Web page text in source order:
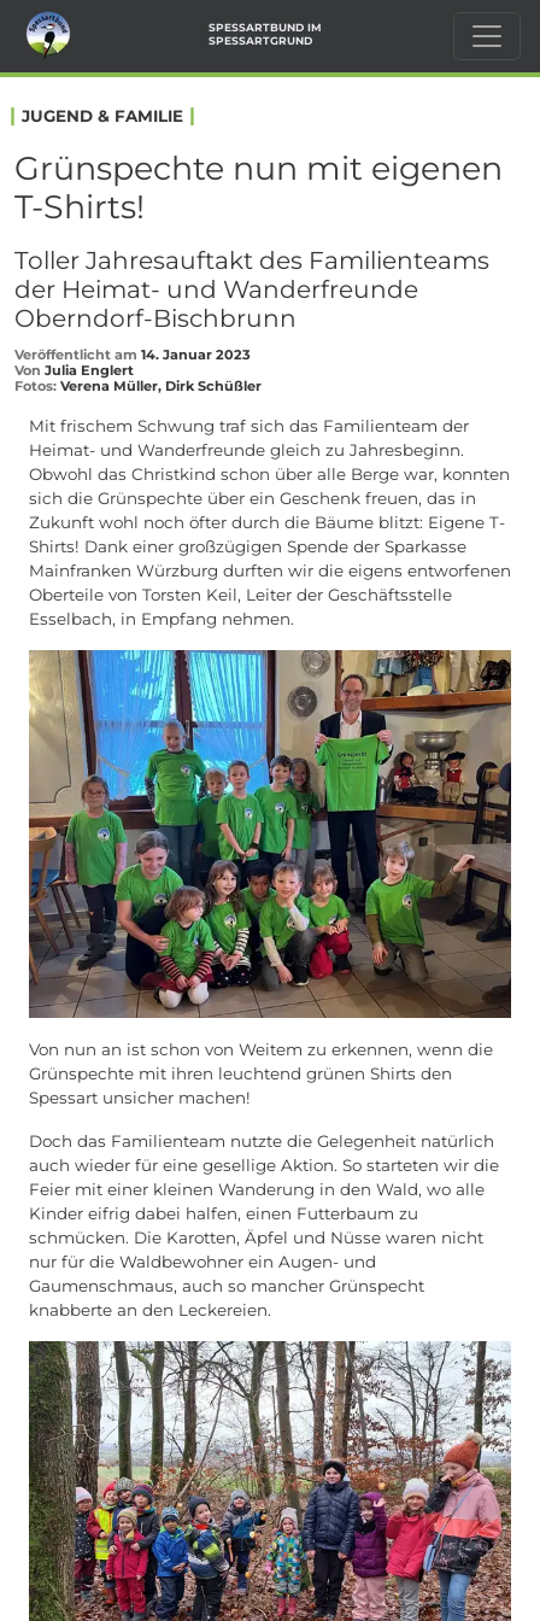
SPESSARTBUND IM
SPESSARTGRUND
| JUGEND & FAMILIE |
Grünspechte nun mit eigenen
T-Shirts!
Toller Jahresauftakt des Familienteams
der Heimat- und Wanderfreunde
Oberndorf-Bischbrunn
Veröffentlicht am 14. Januar 2023
Von Julia Englert
Fotos: Verena Müller, Dirk Schüßler
Mit frischem Schwung traf sich das Familienteam der
Heimat- und Wanderfreunde gleich zu Jahresbeginn.
Obwohl das Christkind schon über alle Berge war, konnten
sich die Grünspechte über ein Geschenk freuen, das in
Zukunft wohl noch öfter durch die Bäume blitzt: Eigene T-
Shirts! Dank einer großzügigen Spende der Sparkasse
Mainfranken Würzburg durften wir die eigens entworfenen
Oberteile von Torsten Keil, Leiter der Geschäftsstelle
Esselbach, in Empfang nehmen.
Von nun an ist schon von Weitem zu erkennen, wenn die
Grünspechte mit ihren leuchtend grünen Shirts den
Spessart unsicher machen!
Doch das Familienteam nutzte die Gelegenheit natürlich
auch wieder für eine gesellige Aktion. So starteten wir die
Feier mit einer kleinen Wanderung in den Wald, wo alle
Kinder eifrig dabei halfen, einen Futterbaum zu
schmücken. Die Karotten, Äpfel und Nüsse waren nicht
nur für die Waldbewohner ein Augen- und
Gaumenschmaus, auch so mancher Grünspecht
knabberte an den Leckereien.